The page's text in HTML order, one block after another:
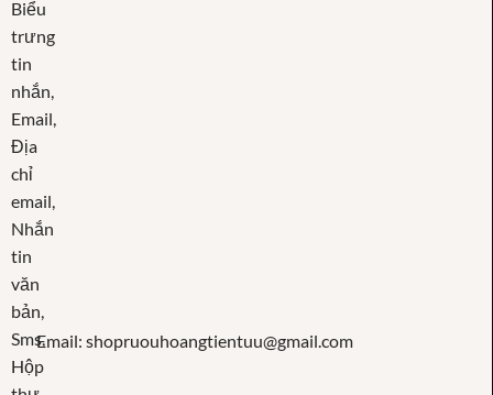
Email: shopruouhoangtientuu@gmail.com